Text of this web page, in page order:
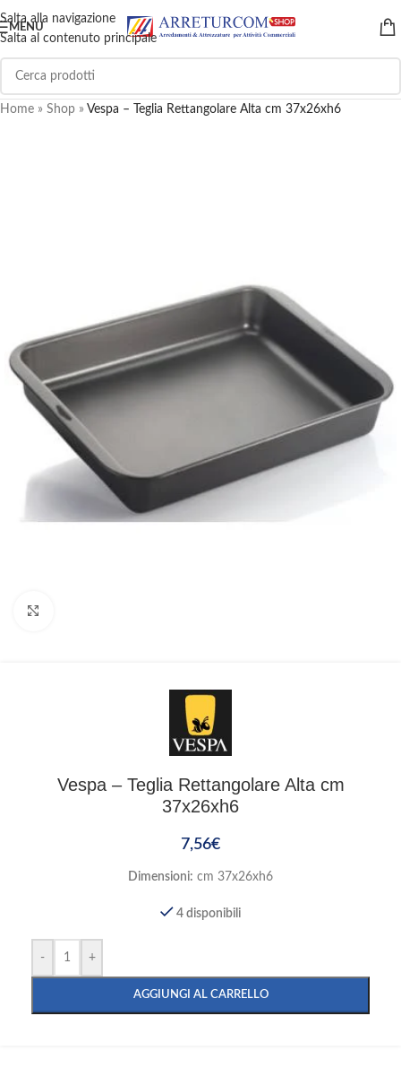
Salta alla navigazione
Salta al contenuto principale
MENU
Home » Shop » Vespa – Teglia Rettangolare Alta cm 37x26xh6
Vespa – Teglia Rettangolare Alta cm
37x26xh6
7,56€
Dimensioni: cm 37x26xh6
4 disponibili
- +
AGGIUNGI AL CARRELLO